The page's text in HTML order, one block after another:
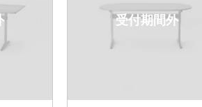
解除
さとふる限定のお礼品
受付期間外